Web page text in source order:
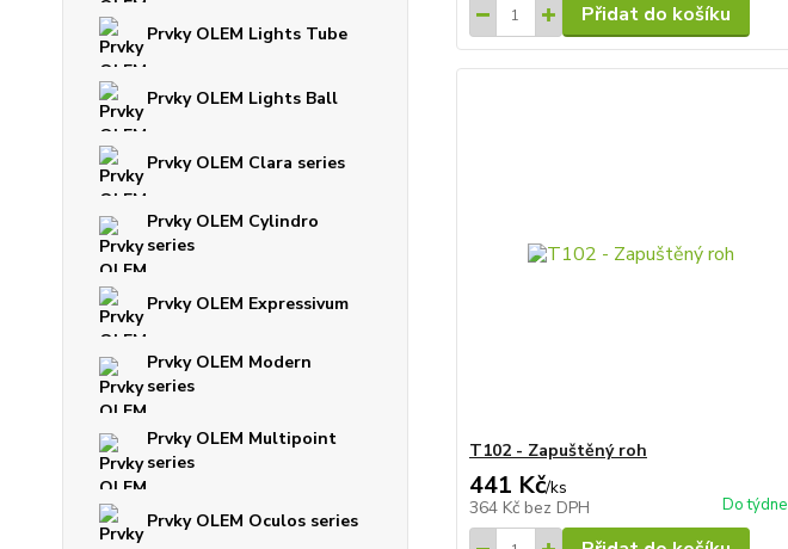
Prvky OLEM Lights Tube
Prvky OLEM Lights Ball
Prvky OLEM Clara series
Prvky OLEM Cylindro
series
Prvky OLEM Expressivum
Prvky OLEM Modern
series
Prvky OLEM Multipoint
series
Prvky OLEM Oculos series
Přidat do košíku
T102 - Zapuštěný roh
441 Kč/ks
364 Kč bez DPH Do týdne